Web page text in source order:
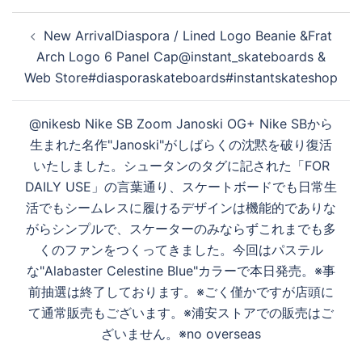
る
ナ
ビ
ー
シ
ョ
ン
New ArrivalDiaspora / Lined Logo Beanie &Frat
Arch Logo 6 Panel Cap@instant_skateboards &
Web Store#diasporaskateboards#instantskateshop
@nikesb Nike SB Zoom Janoski OG+ Nike SBから
生まれた名作"Janoski"がしばらくの沈黙を破り復活
いたしました。シュータンのタグに記された「FOR
DAILY USE」の言葉通り、スケートボードでも日常生
活でもシームレスに履けるデザインは機能的でありな
がらシンプルで、スケーターのみならずこれまでも多
くのファンをつくってきました。今回はパステル
な"Alabaster Celestine Blue"カラーで本日発売。※事
前抽選は終了しております。※ごく僅かですが店頭に
て通常販売もございます。※浦安ストアでの販売はご
ざいません。※no overseas